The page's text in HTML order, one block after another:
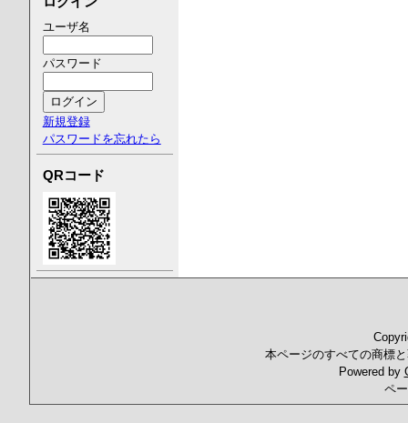
ユーザ名
パスワード
新規登録
パスワードを忘れたら
QRコード
本ページのすべての商標
Powered by
ペ